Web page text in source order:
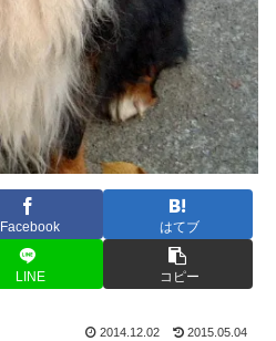
Facebook はてブ
LINE コピー
2014.12.02 2015.05.04